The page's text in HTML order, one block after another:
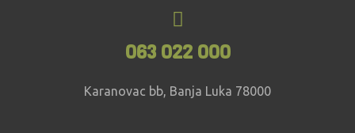
063 022 000
Karanovac bb, Banja Luka 78000